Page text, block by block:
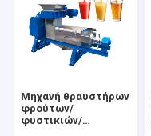
Μηχανή θραυστήρων
φρούτων/
φυστικιών/